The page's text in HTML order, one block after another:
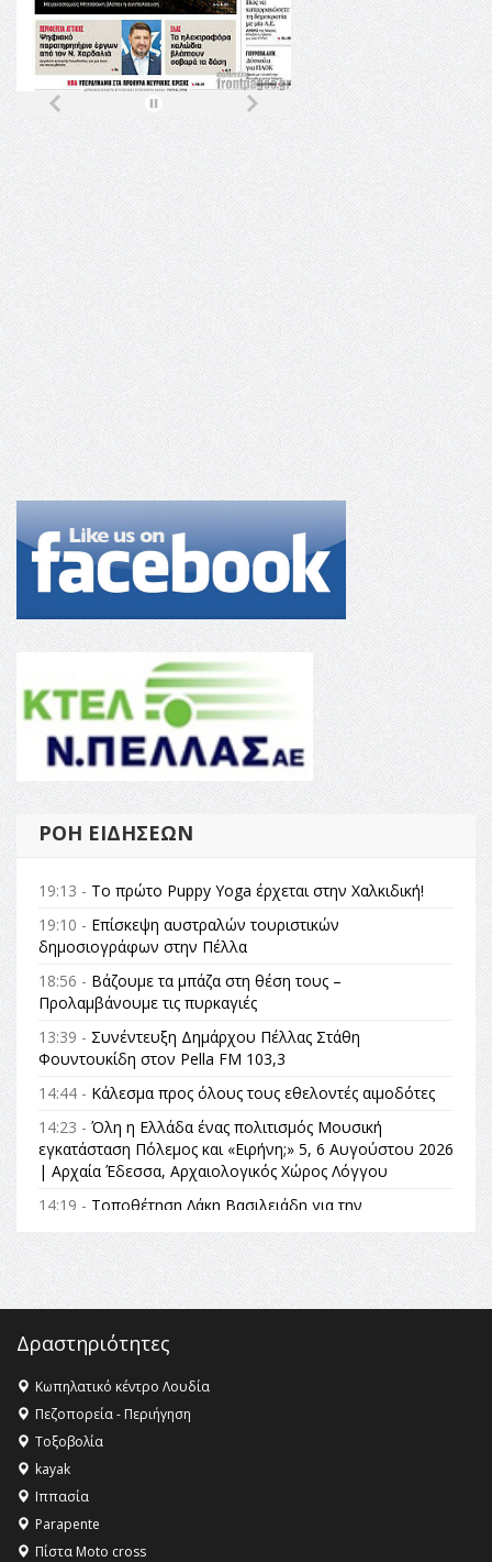
ΡΟΉ ΕΙΔΉΣΕΩΝ
19:13 - Το πρώτο Puppy Yoga έρχεται στην Χαλκιδική!
19:10 - Επίσκεψη αυστραλών τουριστικών
δημοσιογράφων στην Πέλλα
18:56 - Βάζουμε τα μπάζα στη θέση τους –
Προλαμβάνουμε τις πυρκαγιές
13:39 - Συνέντευξη Δημάρχου Πέλλας Στάθη
Φουντουκίδη στον Pella FM 103,3
14:44 - Κάλεσμα προς όλους τους εθελοντές αιμοδότες
14:23 - Όλη η Ελλάδα ένας πολιτισμός Μουσική
εγκατάσταση Πόλεμος και «Ειρήνη;» 5, 6 Αυγούστου 2026
| Αρχαία Έδεσσα, Αρχαιολογικός Χώρος Λόγγου
14:19 - Τοποθέτηση Λάκη Βασιλειάδη για την
θεσμικές διαδικασίες υπάρχει μόνο η ευθύνη απέναντι
στις επόμενες γενιές»
16:35 -Το πρόγραμμα του ΠΑΟΚ στον δεύτερο γύρο του
16:27 - Όλυμπος: Εντάχθηκε στον Κατάλογο Παγκόσμιας
Κληρονομιάς της UNESCO – Ομόφωνη η απόφαση Ο
Όλυμπος αναγνωρίστηκε ως φυσικό και πολιτιστικό
αγαθό εξέχουσας οικουμενικής αξίας για την
ανθρωπότητα
16:18 -
ΣΤΗΝ ΕΔΕΣΣΑ
Δραστηριότητες
Κωπηλατικό κέντρο Λουδία
Πεζοπορεία - Περιήγηση
Τοξοβολία
kayak
Ιππασία
Parapente
Πίστα Moto cross